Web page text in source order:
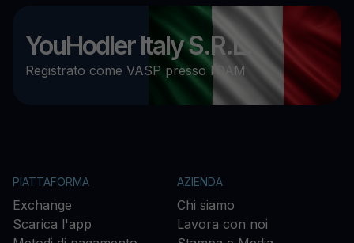
YouHodler Italy S.R.L.
Registrato come VASP presso l’OAM
PIATTAFORMA
Exchange
Scarica l'app
AZIENDA
Chi siamo
Lavora con noi